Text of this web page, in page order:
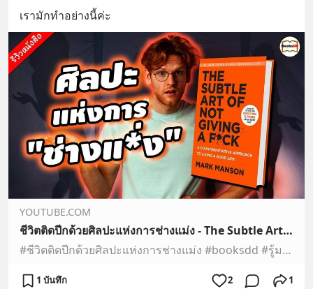
เรามักทำอย่างนี้ค่ะ
YOUTUBE.COM
ชีวิตติดปีกด้วยศิลปะแห่งการช่างแม่ง - The Subtle Art Of Not Giving A F*ck
#ชีวิตติดปีกด้วยศิลปะแห่งการช่างแม่ง #booksdd #รู้มากในเวลาน้อยหนังสือ The Subtle Art Of Not Giving A F*ck (ชีวิตติดปีกด้วยศิลปะแห่งการช่างแม่ง) เขียนโดย Mar...
1 บันทึก 2 1